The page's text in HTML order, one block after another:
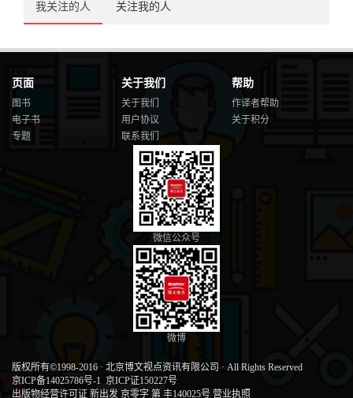
我关注的人 关注我的人
页面
图书
电子书
专题
关于我们
关于我们
用户协议
联系我们
帮助
作译者帮助
关于积分
微信公众号
微博
版权所有©1998-2016 · 北京博文视点资讯有限公司 · All Rights Reserved
京ICP备14025786号-1 京ICP证150227号
出版物经营许可证 新出发 京零字 第 丰140025号 营业执照